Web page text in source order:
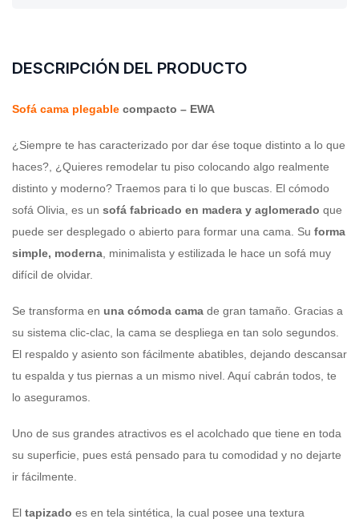
DESCRIPCIÓN DEL PRODUCTO
Sofá cama plegable compacto – EWA
¿Siempre te has caracterizado por dar ése toque distinto a lo que
haces?, ¿Quieres remodelar tu piso colocando algo realmente
distinto y moderno? Traemos para ti lo que buscas. El cómodo
sofá Olivia, es un sofá fabricado en madera y aglomerado que
puede ser desplegado o abierto para formar una cama. Su forma
simple, moderna , minimalista y estilizada le hace un sofá muy
difícil de olvidar.
Se transforma en una cómoda cama de gran tamaño. Gracias a
su sistema clic-clac, la cama se despliega en tan solo segundos.
El respaldo y asiento son fácilmente abatibles, dejando descansar
tu espalda y tus piernas a un mismo nivel. Aquí cabrán todos, te
lo aseguramos.
Uno de sus grandes atractivos es el acolchado que tiene en toda
su superficie, pues está pensado para tu comodidad y no dejarte
ir fácilmente.
El tapizado es en tela sintética, la cual posee una textura